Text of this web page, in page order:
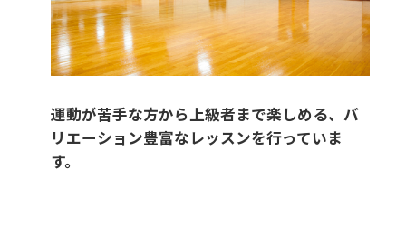
運動が苦手な方から上級者まで楽しめる、バ
リエーション豊富なレッスンを行っていま
す。